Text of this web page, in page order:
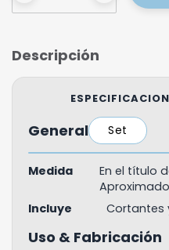
Descripción
General Set
Medida
En el título
Aproximado
Incluye
Cortantes
Uso & Fabricación